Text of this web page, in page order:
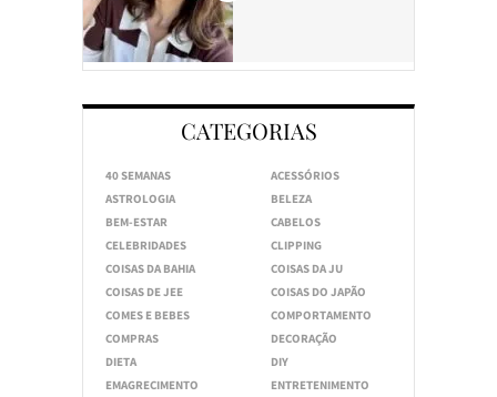
CATEGORIAS
40 SEMANAS
ACESSÓRIOS
ASTROLOGIA
BELEZA
BEM-ESTAR
CABELOS
CELEBRIDADES
CLIPPING
COISAS DA BAHIA
COISAS DA JU
COISAS DE JEE
COISAS DO JAPÃO
COMES E BEBES
COMPORTAMENTO
COMPRAS
DECORAÇÃO
DIETA
DIY
EMAGRECIMENTO
ENTRETENIMENTO